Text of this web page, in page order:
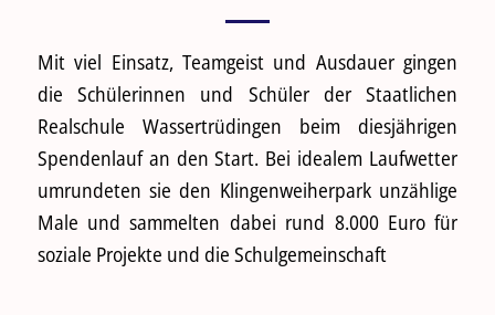
Mit viel Einsatz, Teamgeist und Ausdauer gingen
die Schülerinnen und Schüler der Staatlichen
Realschule Wassertrüdingen beim diesjährigen
Spendenlauf an den Start. Bei idealem Laufwetter
umrundeten sie den Klingenweiherpark unzählige
Male und sammelten dabei rund 8.000 Euro für
soziale Projekte und die Schulgemeinschaft